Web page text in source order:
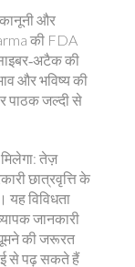
और
की FDA
की
और भविष्य की
पाठक जल्दी से
तेज़
छात्रवृत्ति के
यह विविधता
जानकारी
की जरूरत
से पढ़ सकते हैं